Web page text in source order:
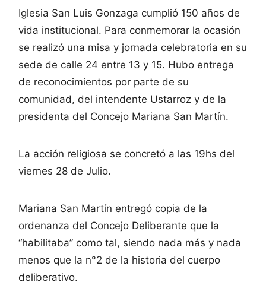
Iglesia San Luis Gonzaga cumplió 150 años de
vida institucional. Para conmemorar la ocasión
se realizó una misa y jornada celebratoria en su
sede de calle 24 entre 13 y 15. Hubo entrega
de reconocimientos por parte de su
comunidad, del intendente Ustarroz y de la
presidenta del Concejo Mariana San Martín.
La acción religiosa se concretó a las 19hs del
viernes 28 de Julio.
Mariana San Martín entregó copia de la
ordenanza del Concejo Deliberante que la
“habilitaba” como tal, siendo nada más y nada
menos que la n°2 de la historia del cuerpo
deliberativo.